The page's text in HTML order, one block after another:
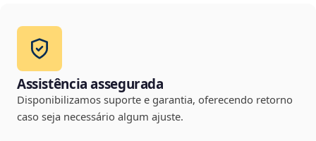
Assistência assegurada
Disponibilizamos suporte e garantia, oferecendo retorno
caso seja necessário algum ajuste.